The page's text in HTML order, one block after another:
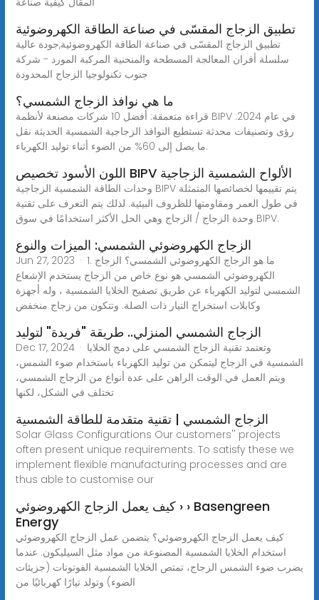
تطبيق الزجاج المقسّى في صناعة الطاقة الكهروضوئية
تطبيق الزجاج المقسّى في صناعة الطاقة الكهروضوئية,جودة عالية
سلسلة أفران المعالجة المسطحة والمنحنية المركبة المورد - شركة
جنوب تكنولوجيا الزجاج المحدودة
ما هي نوافذ الزجاج الشمسي؟
قراءة متعمقة: أفضل 10 شركات مصنعة لأنظمة BIPV في عام 2024:
رؤى وتصنيفات محدثة تستطيع النوافذ الزجاجية الشمسية الحديثة نقل
ما يصل إلى 60% من الضوء أثناء توليد الكهرباء.
اللون الأسود تخصيص BIPV الألواح الشمسية الزجاجية
وحدات الطاقة الشمسية الزجاجية BIPV يتم تقييمها لخصائصها المتمثلة
في طول العمر ومقاومتها للظروف البيئية. لذلك يتم التعرف على تقنية
وحدة الزجاج / الزجاج وهي الحل الأكثر استخدامًا في سوق BIPV.
الزجاج الكهروضوئي الشمسي: الميزات والنوع
Jun 27, 2023 · 1. ما هو الزجاج الكهروضوئي الشمسي؟ الزجاج
الكهروضوئي الشمسي هو نوع خاص من الزجاج يستخدم الإشعاع
الشمسي لتوليد الكهرباء عن طريق تصفيح الخلايا الشمسية ، وله أجهزة
وكابلات استخراج التيار ذات الصلة. وتتكون من زجاج منخفض
الزجاج الشمسي المنزلي.. طريقة "فريدة" لتوليد
Dec 17, 2024 · وتعتمد تقنية الزجاج الشمسي على دمج الخلايا
الشمسية في الزجاج ليتمكن من توليد الكهرباء باستخدام ضوء الشمس،
ويتم العمل في الوقت الراهن على عدة أنواع من الزجاج الشمسي،
تختلف في الشكل، لكنها
الزجاج الشمسي | تقنية متقدمة للطاقة الشمسية
Solar Glass Configurations Our customers'' projects
often present unique requirements. To satisfy these we
implement flexible manufacturing processes and are
thus able to customise our
كيف يعمل الزجاج الكهروضوئي › › Basengreen
Energy
كيف يعمل الزجاج الكهروضوئي؟ يتضمن عمل الزجاج الكهروضوئي
استخدام الخلايا الشمسية المصنوعة من مواد مثل السيليكون. عندما
يضرب ضوء الشمس الزجاج، تمتص الخلايا الشمسية الفوتونات (جزيئات
الضوء) وتولد تيارًا كهربائيًا من